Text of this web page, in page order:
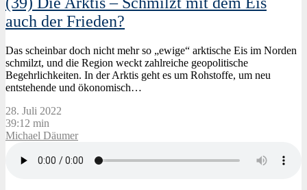
auch der Frieden?
Das scheinbar doch nicht mehr so „ewige“ arktische Eis im Norden
schmilzt, und die Region weckt zahlreiche geopolitische
Begehrlichkeiten. In der Arktis geht es um Rohstoffe, um neu
entstehende und ökonomisch…
28. Juli 2022
39:12 min
Michael Däumer